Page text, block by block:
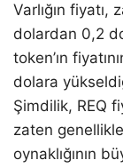
Varlığın fiyatı,
dolardan 0,2
token’ın
dolara
Şimdilik, REQ
zaten
oynaklığının